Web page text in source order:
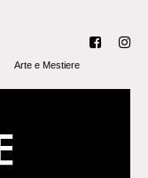
Arte e Mestiere